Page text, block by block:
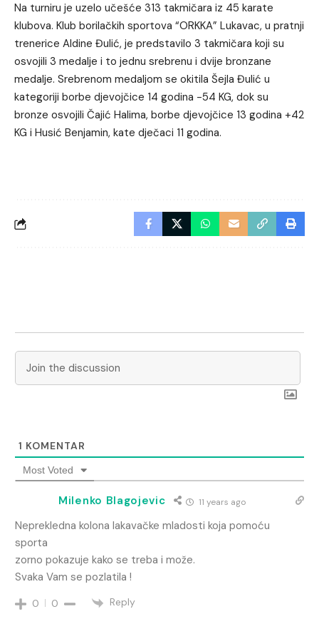
Na turniru je uzelo učešće 313 takmičara iz 45 karate
klubova. Klub borilačkih sportova “ORKKA” Lukavac, u pratnji
trenerice Aldine Đulić, je predstavilo 3 takmičara koji su
osvojili 3 medalje i to jednu srebrenu i dvije bronzane
medalje. Srebrenom medaljom se okitila Šejla Đulić u
kategoriji borbe djevojčice 14 godina -54 KG, dok su
bronze osvojili Čajić Halima, borbe djevojčice 13 godina +42
KG i Husić Benjamin, kate dječaci 11 godina.
1 KOMENTAR
Most Voted
Milenko Blagojevic 11 years ago
Neprekledna kolona lakavačke mladosti koja pomoću
sporta
zorno pokazuje kako se treba i može.
Svaka Vam se pozlatila !
0 0 Reply